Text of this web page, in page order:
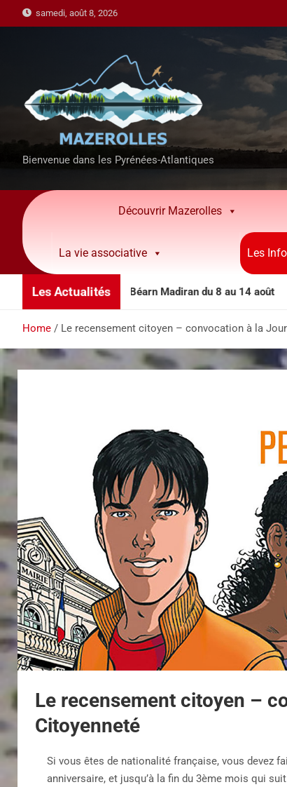
samedi, août 8, 2026
Bienvenue dans les Pyrénées-Atlantiques
Découvrir Mazerolles
La vie associative Les
Les Actualités
côteaux Béarn Madiran du 8 au 14 août
Home Le recensement citoyen – convocation à la
Le recensement citoyen –
Citoyenneté
Si vous êtes de nationalité française, vous devez
anniversaire, et jusqu’à la fin du 3ème mois qui